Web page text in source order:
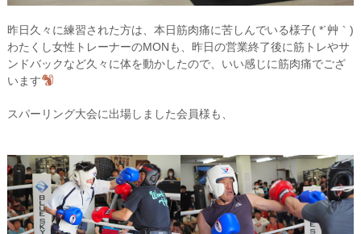
昨日久々に練習された方は、本日筋肉痛に苦しんでいる様子( *´艸｀)
わたくし女性トレーナーのMONも、昨日の営業終了後に筋トレやサ
ンドバックなど久々に体を動かしたので、いい感じに筋肉痛でござ
います
スパーリング大会に出場しました会員様も、